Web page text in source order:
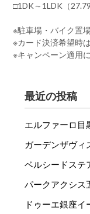
□1DK～1LDK（
※駐車場・バイク置
※カード決済希望時
※キャンペーン適用
最近の投稿
エルファーロ目
ガーデンザヴィ
ベルシードステ
パークアクシス
ドゥーエ銀座